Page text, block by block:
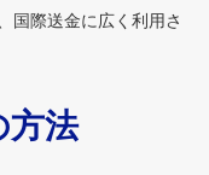
国際送金に広く利用さ
方法